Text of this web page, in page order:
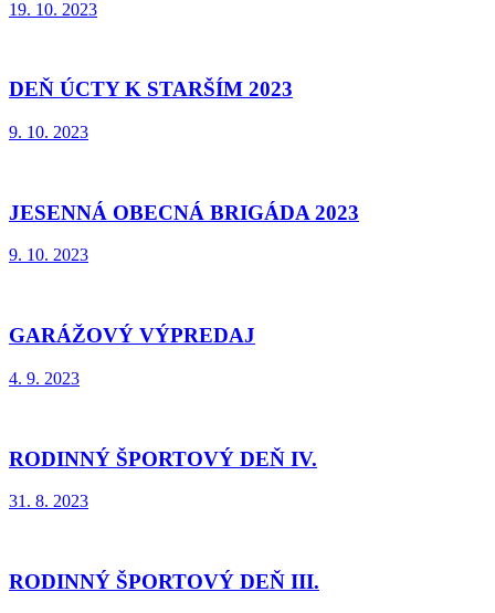
19. 10. 2023
DEŇ ÚCTY K STARŠÍM 2023
9. 10. 2023
JESENNÁ OBECNÁ BRIGÁDA 2023
9. 10. 2023
GARÁŽOVÝ VÝPREDAJ
4. 9. 2023
RODINNÝ ŠPORTOVÝ DEŇ IV.
31. 8. 2023
RODINNÝ ŠPORTOVÝ DEŇ III.